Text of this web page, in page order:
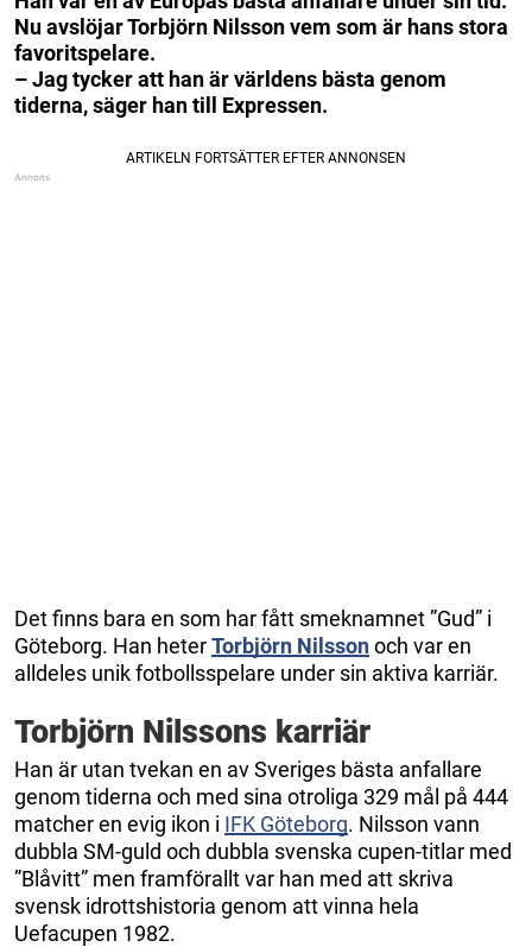
Nu avslöjar Torbjörn Nilsson vem som är hans stora
favoritspelare.
– Jag tycker att han är världens bästa genom
tiderna, säger han till Expressen.
Det finns bara en som har fått smeknamnet ”Gud” i
Göteborg. Han heterTorbjörn Nilssonoch var en
alldeles unik fotbollsspelare under sin aktiva karriär.
Torbjörn Nilssons karriär
Han är utan tvekan en av Sveriges bästa anfallare
genom tiderna och med sina otroliga 329 mål på 444
matcher en evig ikon i IFK Göteborg. Nilsson vann
dubbla SM-guld och dubbla svenska cupen-titlar med
”Blåvitt” men framförallt var han med att skriva
svensk idrottshistoria genom att vinna hela
Uefacupen 1982.